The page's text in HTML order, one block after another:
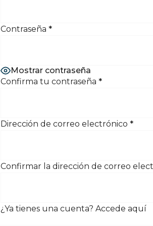
Contraseña *
Mostrar contraseña
Confirma tu contraseña *
Dirección de correo electrónico *
Confirmar la dirección de correo
¿Ya tienes una cuenta? Accede aquí